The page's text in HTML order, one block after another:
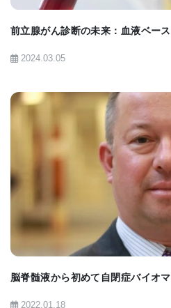
た｡その他にも､Dr. Lydenは
グリンがS-100タンパク質
き止められている｡同時に､
結合を促すだけではなく､も
いることを示している｣と述
原著へのリンクは英語版をご
Plenary Session on Cancer
International Society for
(ISEV 2016) Annual Meeting
前立腺がん診断の未来：血液ベー
2024.03.05
脳脊髄液から初めて自閉症バイオ
2022.01.18